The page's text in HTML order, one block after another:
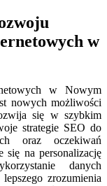
w
w Nowym
nowych możliwości
się w szybkim
strategie SEO do
oraz oczekiwań
się na personalizację
danych
zrozumienia